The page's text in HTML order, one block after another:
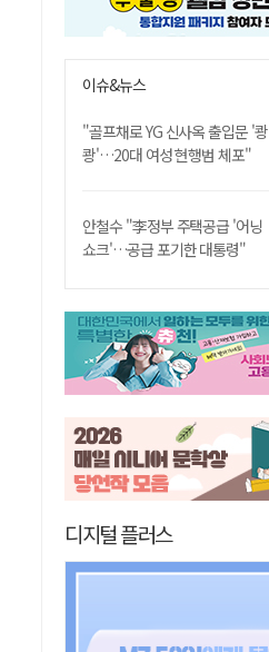
이슈&뉴스
"골프채로 YG 신사옥 출입문 '쾅
쾅'…20대 여성 현행범 체포"
안철수 "李정부 주택공급 '어닝
쇼크'…공급 포기한 대통령"
디지털 플러스